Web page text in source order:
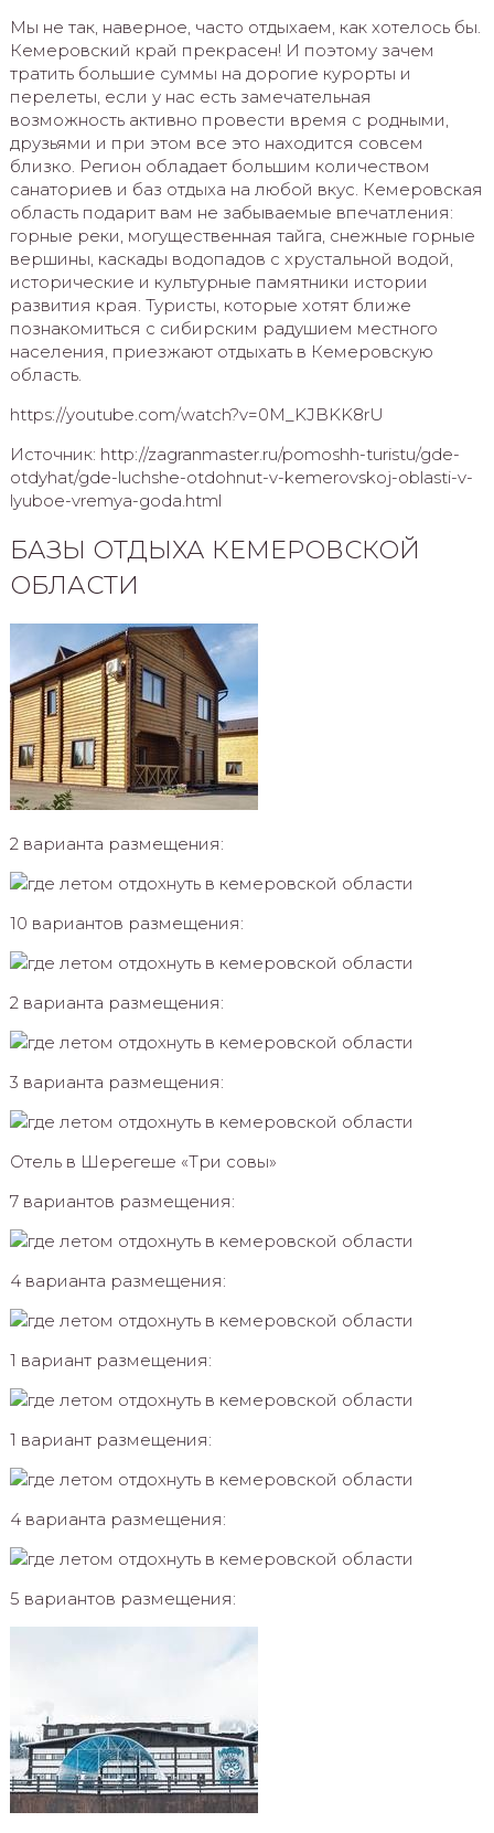
Мы не так, наверное, часто отдыхаем, как хотелось бы.
Кемеровский край прекрасен! И поэтому зачем
тратить большие суммы на дорогие курорты и
перелеты, если у нас есть замечательная
возможность активно провести время с родными,
друзьями и при этом все это находится совсем
близко. Регион обладает большим количеством
санаториев и баз отдыха на любой вкус. Кемеровская
область подарит вам не забываемые впечатления:
горные реки, могущественная тайга, снежные горные
вершины, каскады водопадов с хрустальной водой,
исторические и культурные памятники истории
развития края. Туристы, которые хотят ближе
познакомиться с сибирским радушием местного
населения, приезжают отдыхать в Кемеровскую
область.
https://youtube.com/watch?v=0M_KJBKK8rU
Источник: http://zagranmaster.ru/pomoshh-turistu/gde-
otdyhat/gde-luchshe-otdohnut-v-kemerovskoj-oblasti-v-
lyuboe-vremya-goda.html
БАЗЫ ОТДЫХА КЕМЕРОВСКОЙ
ОБЛАСТИ
2 варианта размещения:
10 вариантов размещения:
2 варианта размещения:
3 варианта размещения:
Отель в Шерегеше «Три совы»
7 вариантов размещения:
4 варианта размещения:
1 вариант размещения:
1 вариант размещения:
4 варианта размещения:
5 вариантов размещения: